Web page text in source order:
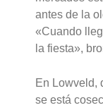
antes de la
«Cuando
la fiesta»,
En Lowveld,
se está